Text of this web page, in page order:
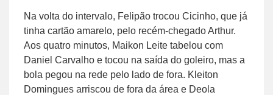
Na volta do intervalo, Felipão trocou Cicinho, que já
tinha cartão amarelo, pelo recém-chegado Arthur.
Aos quatro minutos, Maikon Leite tabelou com
Daniel Carvalho e tocou na saída do goleiro, mas a
bola pegou na rede pelo lado de fora. Kleiton
Domingues arriscou de fora da área e Deola